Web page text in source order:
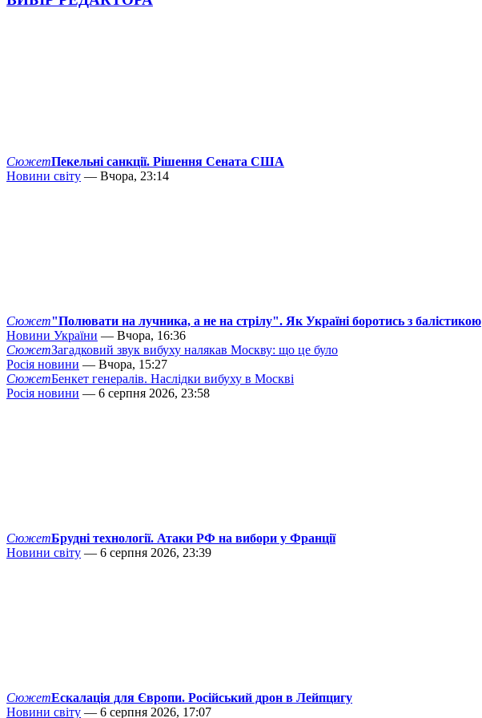
СюжетПекельні санкції. Рішення Сената США
Новини світу — Вчора, 23:14
Сюжет"Полювати на лучника, а не на стрілу". Як Україні боротись з балістикою
Новини України — Вчора, 16:36
СюжетЗагадковий звук вибуху налякав Москву: що це було
Росія новини — Вчора, 15:27
СюжетБенкет генералів. Наслідки вибуху в Москві
Росія новини — 6 серпня 2026, 23:58
СюжетБрудні технології. Атаки РФ на вибори у Франції
Новини світу — 6 серпня 2026, 23:39
СюжетЕскалація для Європи. Російський дрон в Лейпцигу
Новини світу — 6 серпня 2026, 17:07